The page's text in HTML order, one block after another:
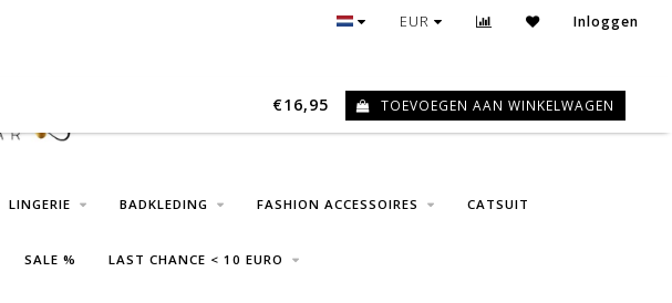
GRATIS VERZENDING VANAF € 75
EUR Inloggen
0
LINGERIE BADKLEDING FASHION ACCESSOIRES CATSUIT
SALE % LAST CHANCE < 10 EURO
€16,95 TOEVOEGEN AAN WINKELWAGEN